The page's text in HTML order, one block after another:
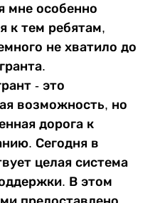
мне особенно
к тем ребятам,
не хватило до
- это
возможность, но
дорога к
Сегодня в
целая система
В этом